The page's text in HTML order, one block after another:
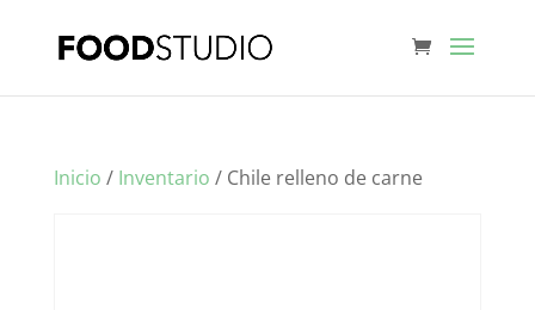
Inicio / Inventario / Chile relleno de carne